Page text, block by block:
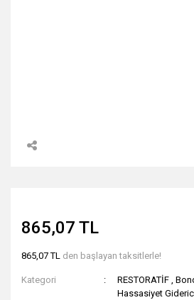
865,07 TL
865,07 TL den başlayan taksitlerle!
Kategori RESTORATİF ,
Hassasiyet